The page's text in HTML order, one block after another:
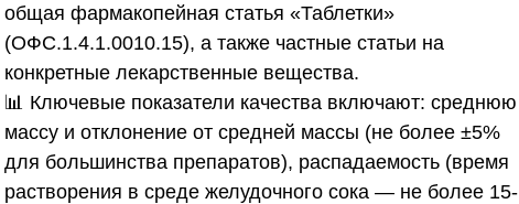
общая фармакопейная статья «Таблетки»
(ОФС.1.4.1.0010.15), а также частные статьи на
конкретные лекарственные вещества.
📊 Ключевые показатели качества включают: среднюю
массу и отклонение от средней массы (не более ±5%
для большинства препаратов), распадаемость (время
растворения в среде желудочного сока — не более 15-